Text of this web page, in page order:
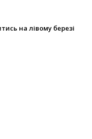
на лівому березі